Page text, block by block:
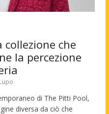
che
la percezione
di The Pitti Pool,
diversa da ciò che